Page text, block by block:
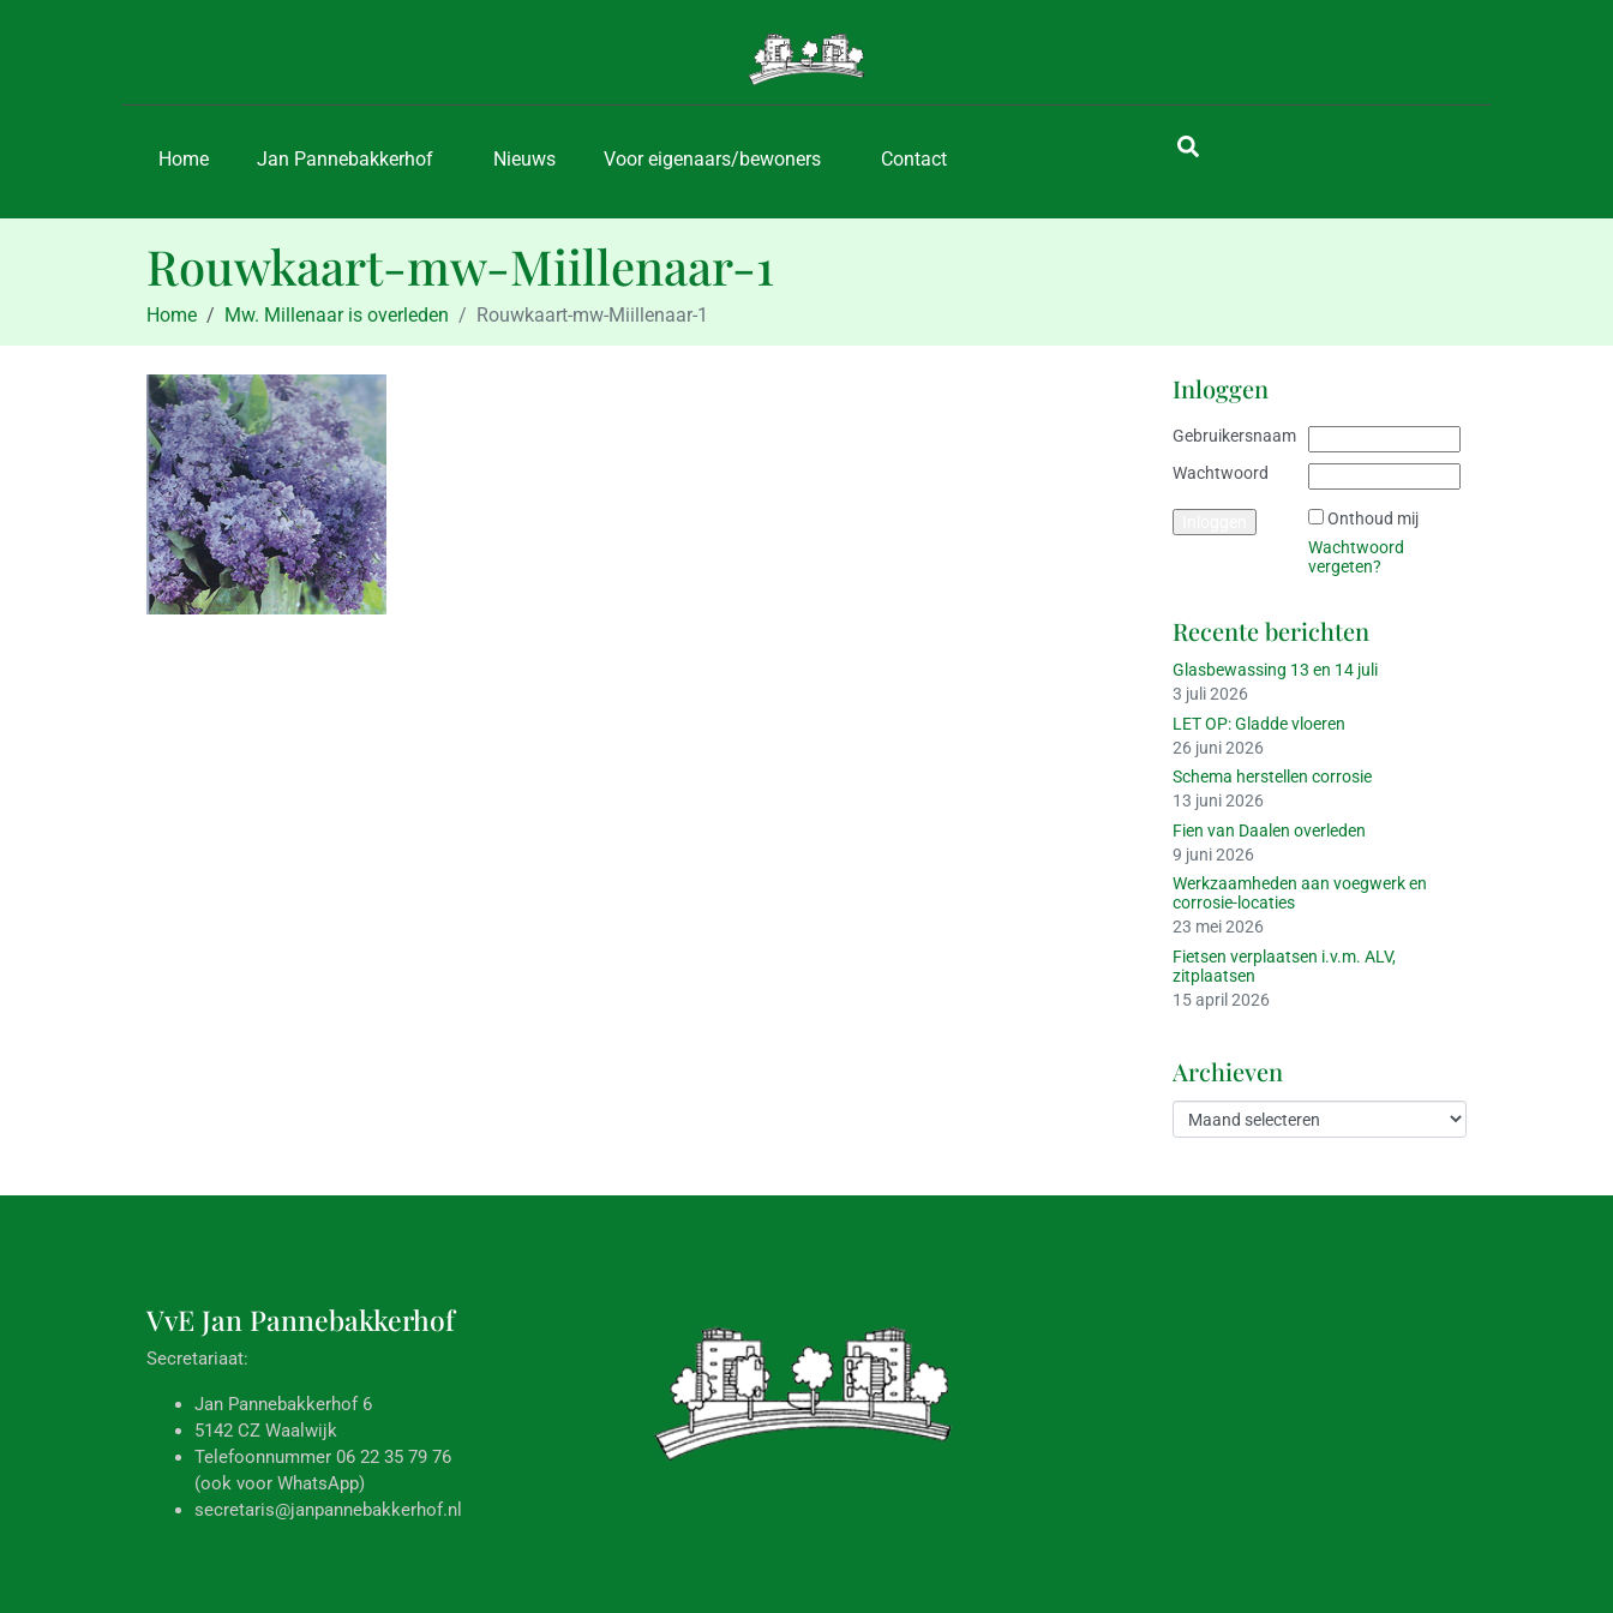
Home Jan Pannebakkerhof Nieuws Voor eigenaars/bewoners Contact
Rouwkaart-mw-Miillenaar-1
Home Mw. Millenaar is overleden Rouwkaart-mw-Miillenaar-1
Inloggen
Gebruikersnaam
Wachtwoord
Onthoud mij
Wachtwoord
vergeten?
Recente berichten
Glasbewassing 13 en 14 juli
3 juli 2026
LET OP: Gladde vloeren
26 juni 2026
Schema herstellen corrosie
13 juni 2026
Fien van Daalen overleden
9 juni 2026
Werkzaamheden aan voegwerk en
corrosie-locaties
23 mei 2026
Fietsen verplaatsen i.v.m. ALV,
zitplaatsen
15 april 2026
Archieven
VvE Jan Pannebakkerhof
Secretariaat:
Jan Pannebakkerhof 6
5142 CZ Waalwijk
Telefoonnummer 06 22 35 79 76
(ook voor WhatsApp)
secretaris@janpannebakkerhof.nl